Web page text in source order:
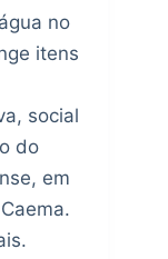
no
itens
social
do
em